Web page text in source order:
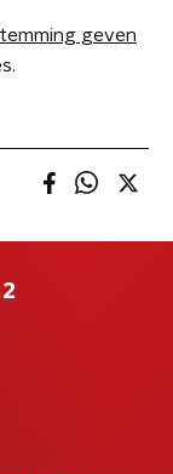
geven